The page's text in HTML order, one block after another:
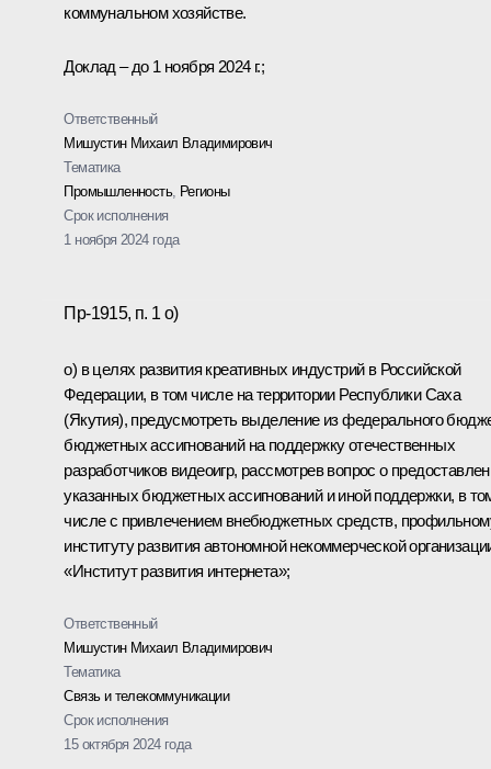
коммунальном хозяйстве.
Доклад – до 1 ноября 2024 г.;
Ответственный
Мишустин Михаил Владимирович
Тематика
Промышленность, Регионы
Срок исполнения
1 ноября 2024 года
Пр-1915, п. 1 о)
о) в целях развития креативных индустрий в Российской
Федерации, в том числе на территории Республики Саха
(Якутия), предусмотреть выделение из федерального
бюджетных ассигнований на поддержку отечественных
разработчиков видеоигр, рассмотрев вопрос о
указанных бюджетных ассигнований и иной поддержки, в
числе с привлечением внебюджетных средств,
институту развития автономной некоммерческой
«Институт развития интернета»;
Ответственный
Мишустин Михаил Владимирович
Тематика
Связь и телекоммуникации
Срок исполнения
15 октября 2024 года